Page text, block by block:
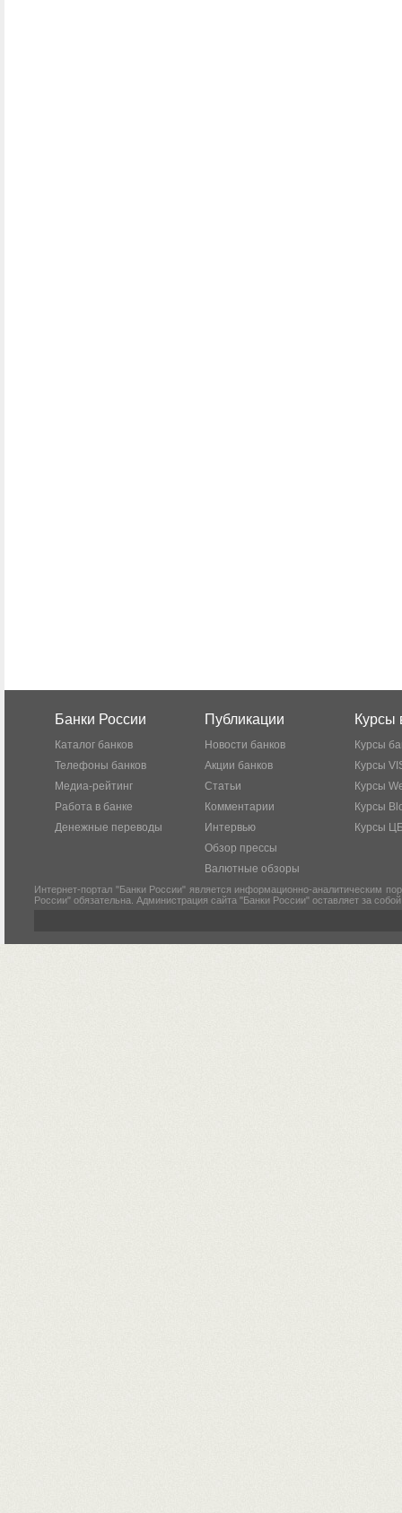
Банки России
Каталог банков
Телефоны банков
Медиа-рейтинг
Работа в банке
Денежные переводы
Публикации
Новости банков
Акции банков
Статьи
Комментарии
Интервью
Обзор прессы
Валютные обзоры
Курсы
Курсы
Курсы
Курсы
Курсы
Курсы
Интернет-портал "Банки России" является информационно-аналитическим
России" обязательна. Администрация сайта "Банки России" оставляет за